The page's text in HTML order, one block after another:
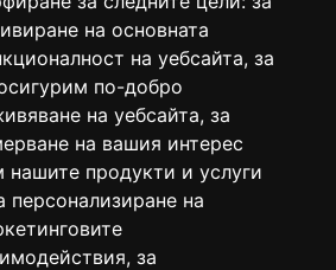
на основната
на уебсайта, за
по-добро
на уебсайта, за
на вашия интерес
нашите продукти и услуги
персонализиране на
, за